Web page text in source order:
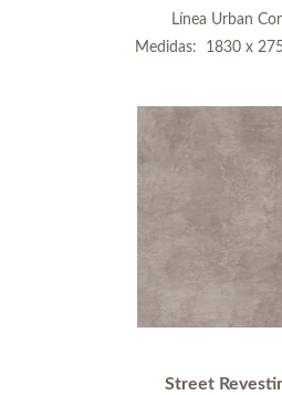
Línea Urban
Medidas: 1830 x
Street